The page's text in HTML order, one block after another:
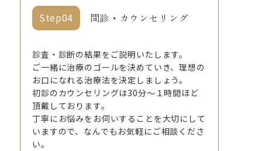
問診・カウンセリング
診査・診断の結果をご説明いたします。
ご一緒に治療のゴールを決めていき、理想の
お口になれる治療法を決定しましょう。
初診のカウンセリングは30分～１時間ほど
頂戴しております。
丁寧にお悩みをお伺いすることを大切にして
いますので、なんでもお気軽にご相談くださ
い。